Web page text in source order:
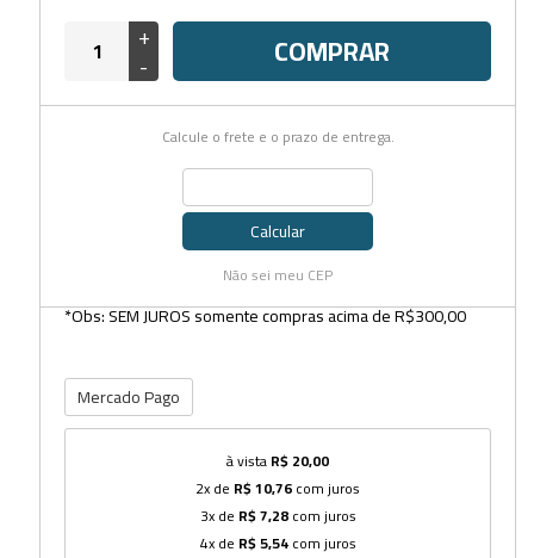
+
- COMPRAR
Calcule o frete e o prazo de entrega.
Calcular
Não sei meu CEP
*Obs: SEM JUROS somente compras acima de R$300,00
Mercado Pago
à vistaR$ 20,00
2x de R$ 10,76com juros
3x de R$ 7,28com juros
4x de R$ 5,54com juros